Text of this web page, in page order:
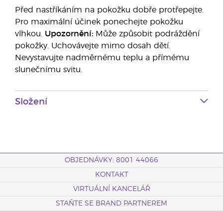
Před nastříkáním na pokožku dobře protřepejte.
Pro maximální účinek ponechejte pokožku
vlhkou. Upozornění: Může způsobit podráždění
pokožky. Uchovávejte mimo dosah dětí.
Nevystavujte nadměrnému teplu a přímému
slunečnímu svitu.
Složení
OBJEDNÁVKY: 8001 44066
KONTAKT
VIRTUÁLNÍ KANCELÁŘ
STAŇTE SE BRAND PARTNEREM